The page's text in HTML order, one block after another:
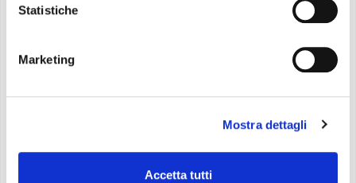
Statistiche
Marketing
Mostra dettagli
Accetta tutti